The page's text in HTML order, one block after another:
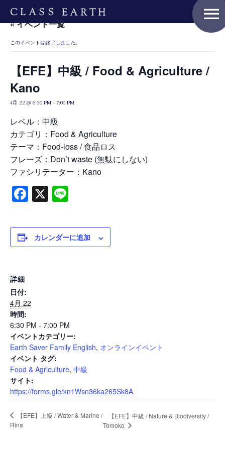
menu
Home
Nature Positive Members
Uniform Project
Art Project
Product Planning
Events
Journal
Interview
Online Shop
« イベント一覧
このイベントは終了しました。
【EFE】中級 / Food & Agriculture /
Kano
4月 22 @ 6:30 PM - 7:00 PM
レベル：中級
カテゴリ：Food & Agriculture
テーマ：Food-loss / 食品ロス
フレーズ：Don’t waste (無駄にしない)
ファシリテーター：Kano
Facebook
X
カレンダーに追加
詳細
日付:
4月 22
時間:
6:30 PM - 7:00 PM
イベントカテゴリー:
Earth Saver Family English, オンラインイベント
イベント タグ:
Food & Agriculture, 中級
サイト:
https://forms.gle/kn1Wsn36ka265Sk8A
【EFE】上級 / Water & Marine /
Rina
【EFE】中級 / Nature & Biodiversity /
Tomoko